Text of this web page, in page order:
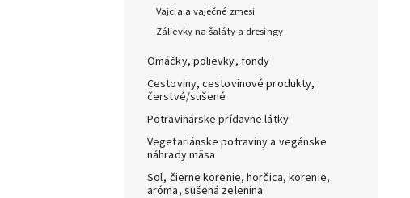
Vajcia a vaječné zmesi
Zálievky na šaláty a dresingy
Omáčky, polievky, fondy
Cestoviny, cestovinové produkty,
čerstvé/sušené
Potravinárske prídavne látky
Vegetariánske potraviny a vegánske
náhrady mäsa
Soľ, čierne korenie, horčica, korenie,
aróma, sušená zelenina